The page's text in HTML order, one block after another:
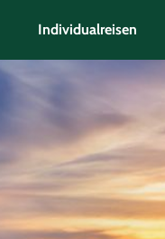
Individualreisen